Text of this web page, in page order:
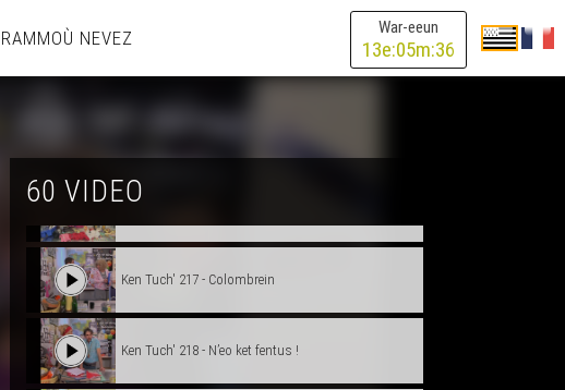
War-eeun
13e:05m:36
NEVEZ
60 VIDEO
Ken Tuch' 217 - Colombrein
Ken Tuch' 218 - N’eo ket fentus !